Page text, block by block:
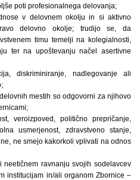
poti profesionalnega delovanja;
v delovnem okolju in si aktivno
delovno okolje; trudijo se, da
timu temelji na kolegialnosti,
ter na upoštevanju načel asertivne
diskriminiranje, nadlegovanje ali
mestih so odgovorni za njihovo
veroizpoved, politično prepričanje,
usmerjenost, zdravstveno stanje,
ne smejo kakorkoli vplivati na odnos
ravnanju svojih sodelavcev
institucijam in/ali organom Zbornice –